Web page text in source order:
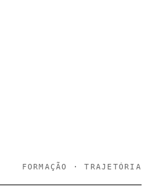
FORMAÇÃO · TRAJETÓRIA